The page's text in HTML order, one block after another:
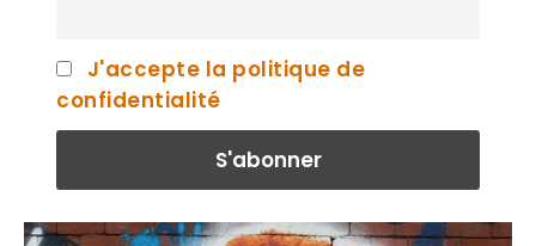
J'accepte la politique de
confidentialité